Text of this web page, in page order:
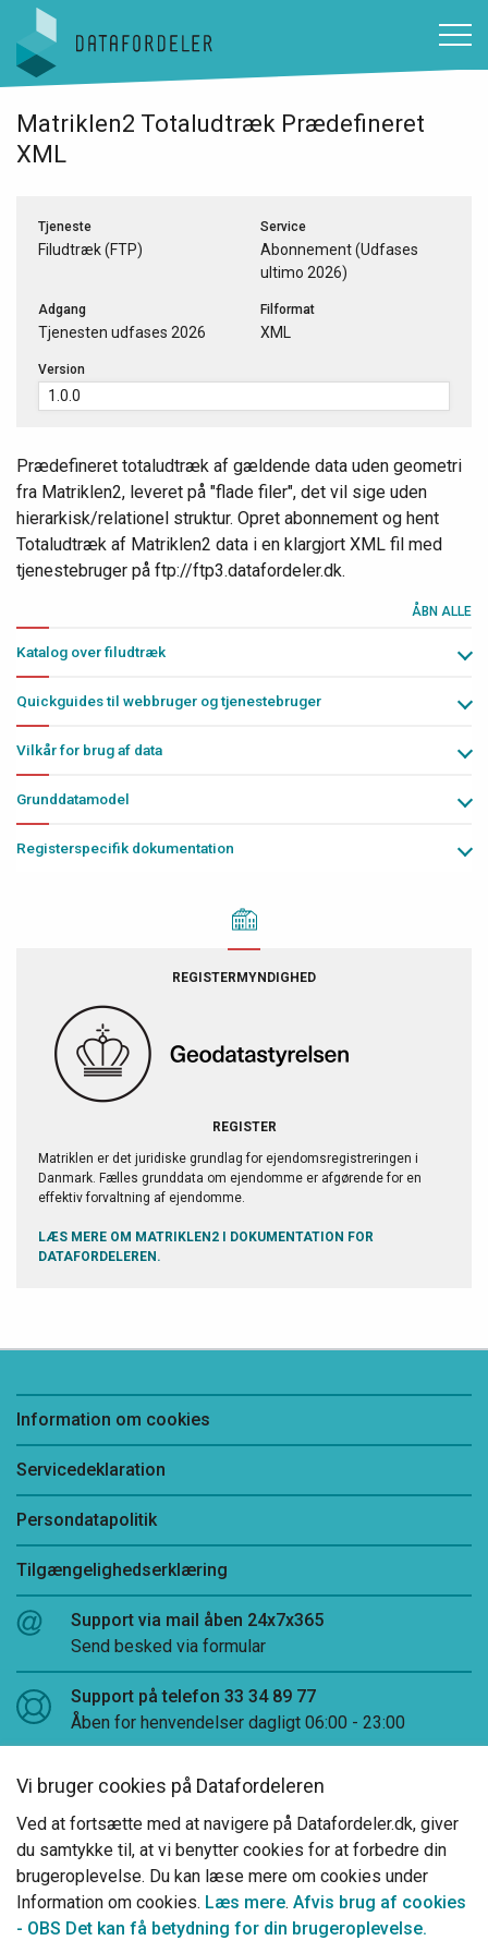
Gå til sidens indhold
Matriklen2 Totaludtræk Prædefineret
XML
Tjeneste
Filudtræk (FTP)
Service
Abonnement (Udfases
ultimo 2026)
Adgang
Tjenesten udfases 2026
Filformat
XML
Version
Prædefineret totaludtræk af gældende data uden geometri
fra Matriklen2, leveret på "flade filer", det vil sige uden
hierarkisk/relationel struktur. Opret abonnement og hent
Totaludtræk af Matriklen2 data i en klargjort XML fil med
tjenestebruger på ftp://ftp3.datafordeler.dk.
ÅBN ALLE
Katalog over filudtræk
Quickguides til webbruger og tjenestebruger
Vilkår for brug af data
Grunddatamodel
Registerspecifik dokumentation
REGISTERMYNDIGHED
REGISTER
Matriklen er det juridiske grundlag for ejendomsregistreringen i
Danmark. Fælles grunddata om ejendomme er afgørende for en
effektiv forvaltning af ejendomme.
LÆS MERE OM MATRIKLEN2 I DOKUMENTATION FOR
DATAFORDELEREN.
Information om cookies
Servicedeklaration
Persondatapolitik
Tilgængelighedserklæring
Support via mail åben 24x7x365
Send besked via formular
Support på telefon 33 34 89 77
Åben for henvendelser dagligt 06:00 - 23:00
Log på Datafordeler Administration
LinkedIn
Vi bruger cookies på Datafordeleren
Ved at fortsætte med at navigere på Datafordeler.dk, giver
du samtykke til, at vi benytter cookies for at forbedre din
brugeroplevelse. Du kan læse mere om cookies under
Information om cookies. Læs mere. Afvis brug af cookies
- OBS Det kan få betydning for din brugeroplevelse.